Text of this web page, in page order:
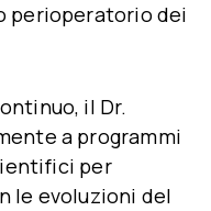
perioperatorio dei
il Dr.
a programmi
per
le evoluzioni del